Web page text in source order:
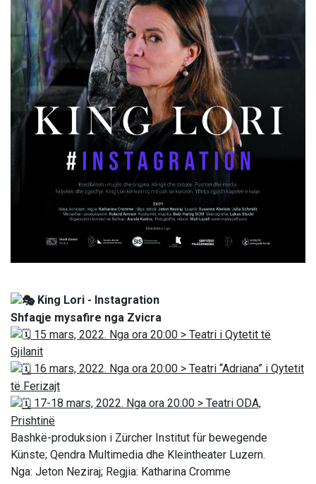
King Lori - Instagration
Shfaqje mysafire nga Zvicra
15 mars, 2022. Nga ora 20:00 > Teatri i Qytetit të
Gjilanit
16 mars, 2022. Nga ora 20:00 > Teatri “Adriana” i Qytetit
të Ferizajt
17-18 mars, 2022. Nga ora 20:00 > Teatri ODA,
Prishtinë
Bashkë-produksion i Zürcher Institut für bewegende
Künste; Qendra Multimedia dhe Kleintheater Luzern.
Nga: Jeton Neziraj; Regjia: Katharina Cromme